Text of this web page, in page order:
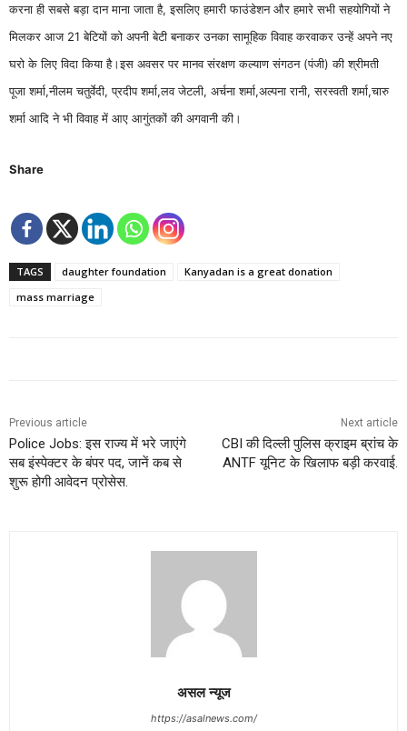
करना ही सबसे बड़ा दान माना जाता है, इसलिए हमारी फाउंडेशन और हमारे सभी सहयोगियों ने
मिलकर आज 21 बेटियों को अपनी बेटी बनाकर उनका सामूहिक विवाह करवाकर उन्हें अपने नए
घरो के लिए विदा किया है।इस अवसर पर मानव संरक्षण कल्याण संगठन (पंजी) की श्रीमती
पूजा शर्मा,नीलम चतुर्वेदी, प्रदीप शर्मा,लव जेटली, अर्चना शर्मा,अल्पना रानी, सरस्वती शर्मा,चारु
शर्मा आदि ने भी विवाह में आए आगुंतकों की अगवानी की।
Share
TAGS daughter foundation
Kanyadan is a great donation
mass marriage
Previous article
Police Jobs: इस राज्य में भरे जाएंगे
सब इंस्पेक्टर के बंपर पद, जानें कब से
शुरू होगी आवेदन प्रोसेस.
Next article
CBI की दिल्ली पुलिस क्राइम ब्रांच के
ANTF यूनिट के खिलाफ बड़ी करवाई.
असल न्यूज
https://asalnews.com/